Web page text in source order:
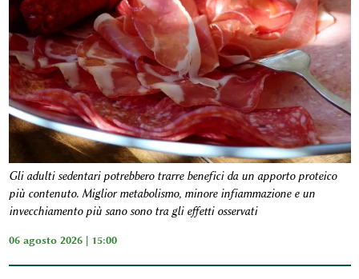
Gli adulti sedentari potrebbero trarre benefici da un apporto proteico
più contenuto. Miglior metabolismo, minore infiammazione e un
invecchiamento più sano sono tra gli effetti osservati
06 agosto 2026 | 15:00